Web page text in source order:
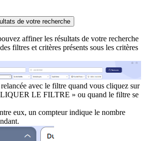
de votre recherche
affiner les résultats de votre recherche
filtres et critères présents sous les critères
avec le filtre quand vous cliquez sur
LE FILTRE » ou quand le filtre se
eux, un compteur indique le nombre